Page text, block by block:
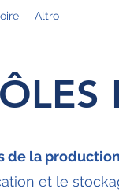
Altro
de la
et le